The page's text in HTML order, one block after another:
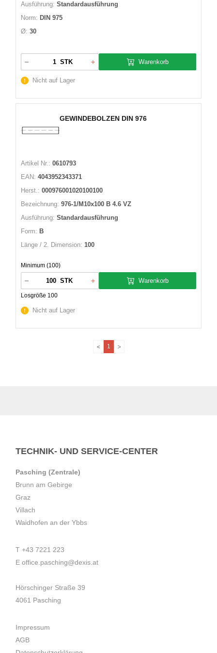
Ausführung: Standardausführung
Norm: DIN 975
Ø: 30
STK Warenkorb
Nicht auf Lager
GEWINDEBOLZEN DIN 976
Artikel Nr.: 0610793
EAN: 4043952343371
Herst.: 000976001020100100
Bezeichnung: 976-1/M10x100 B 4.6 VZ
Ausführung: Standardausführung
Form: B
Länge / 2. Dimension: 100
Minimum (100)
STK
Losgröße 100
Warenkorb
Nicht auf Lager
1
TECHNIK- UND SERVICE-CENTER
Pasching (Zentrale)
Brunn am Gebirge
Graz
Villach
Waidhofen an der Ybbs
T +43 7221 223
E office.pasching@dexis.at
Hörschinger Straße 39
4061 Pasching
Impressum
AGB